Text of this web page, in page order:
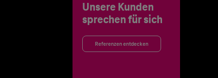
Unsere Kunden
sprechen für sich
Referenzen entdecken